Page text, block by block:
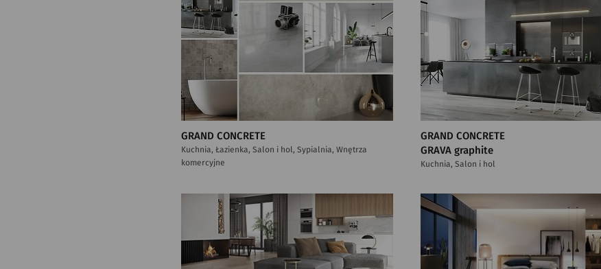
GRAND CONCRETE
Kuchnia, Łazienka, Salon i hol, Sypialnia, Wnętrza
komercyjne
GRAND CONCRETE
GRAVA graphite
Kuchnia, Salon i hol